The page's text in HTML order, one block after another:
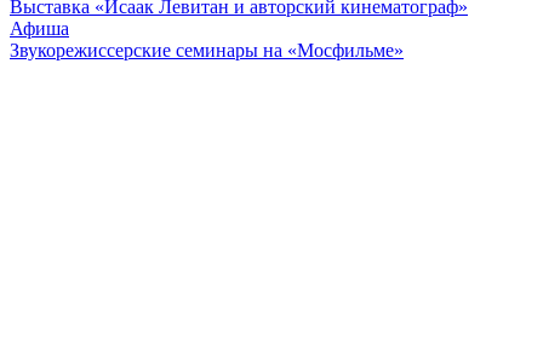
Выставка «Исаак Левитан и авторский кинематограф»
Афиша
Звукорежиссерские семинары на «Мосфильме»